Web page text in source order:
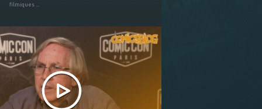
filmiques ...